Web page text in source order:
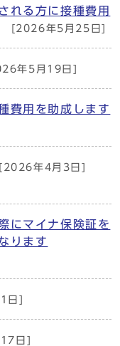
れる方に接種費用
[2026年5月25日]
年5月19日]
費用を助成します
年4月3日]
にマイナ保険証を
ります
日]
日]